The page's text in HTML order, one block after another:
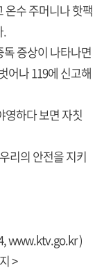
온수 주머니나 핫팩
.
증상이 나타나면
어나 119에 신고해
영하다 보면 자칫
리의 안전을 지키
www.ktv.go.kr)
>